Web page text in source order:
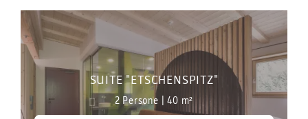
SUITE "ETSCHENSPITZ"
2 Persone |40 m²